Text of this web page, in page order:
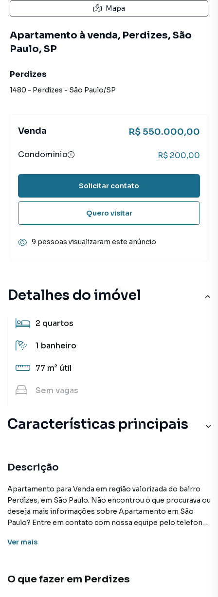
Detalhes do imóvel
2 quartos
1 banheiro
77 m² útil
Sem vagas
Características principais
Descrição
Apartamento para Venda em região valorizada do bairro
Perdizes, em São Paulo. Não encontrou o que procurava ou
deseja mais informações sobre Apartamento em São
Paulo? Entre em contato com nossa equipe pelo telefone
terrenos, lojas e barracões para venda ou locação, além de
Ver mais
O que fazer em Perdizes
Mapa
Apartamento à venda, Perdizes, São
Paulo, SP
Perdizes
1480 - Perdizes - São Paulo/SP
Venda R$ 550.000,00
Condomínio R$ 200,00
Solicitar contato
Quero visitar
9 pessoas visualizaram este anúncio